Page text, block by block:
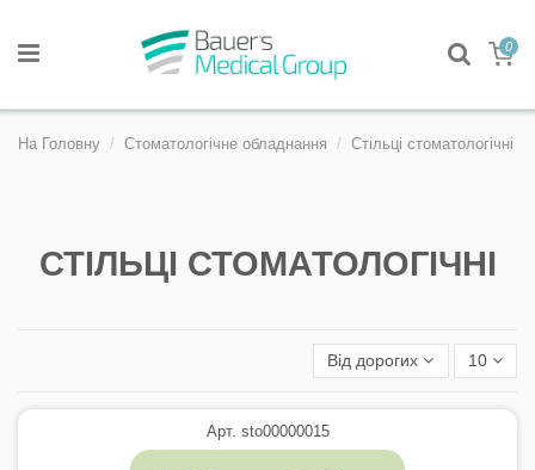
0
На Головну Стоматологічне обладнання Стільці стоматологічні
СТІЛЬЦІ СТОМАТОЛОГІЧНІ
Від дорогих 10
Арт. sto00000015